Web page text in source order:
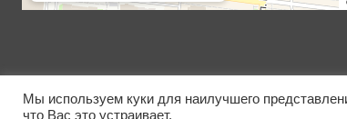
Мы используем куки для наилучшего
что Вас это устраивает.